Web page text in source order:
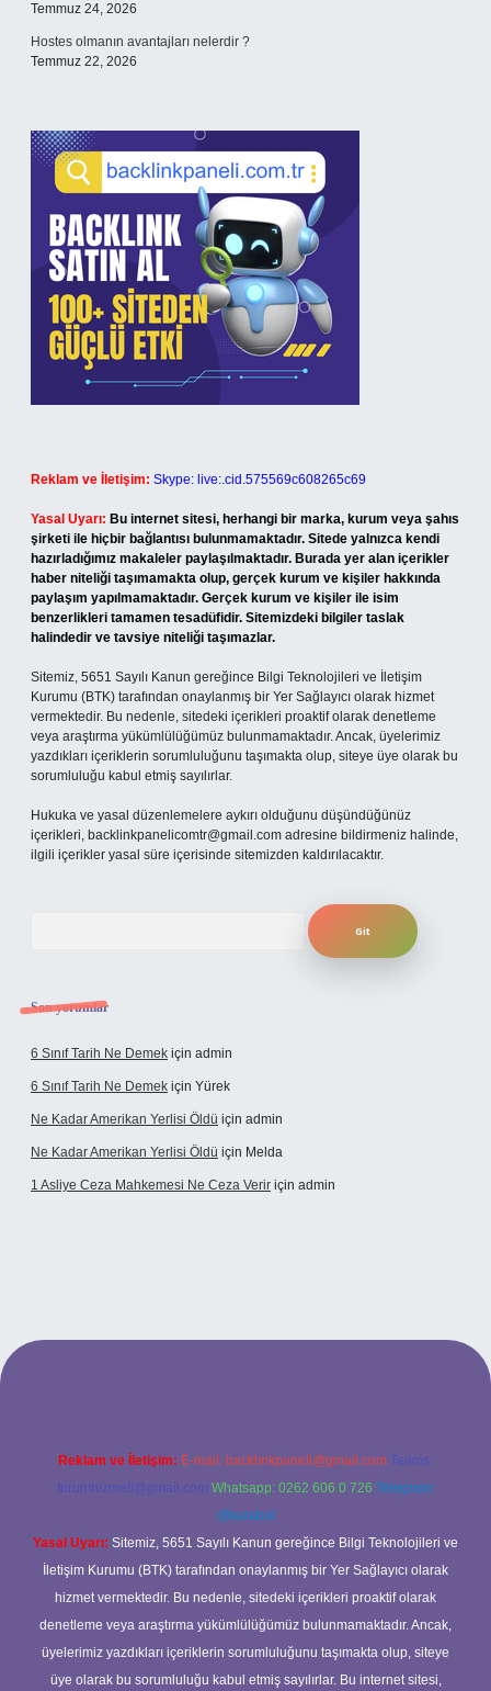
Temmuz 24, 2026
Hostes olmanın avantajları nelerdir ?
Temmuz 22, 2026
Reklam ve İletişim: Skype: live:.cid.575569c608265c69
Yasal Uyarı: Bu internet sitesi, herhangi bir marka, kurum veya şahıs
şirketi ile hiçbir bağlantısı bulunmamaktadır. Sitede yalnızca kendi
hazırladığımız makaleler paylaşılmaktadır. Burada yer alan içerikler
haber niteliği taşımamakta olup, gerçek kurum ve kişiler hakkında
paylaşım yapılmamaktadır. Gerçek kurum ve kişiler ile isim
benzerlikleri tamamen tesadüfidir. Sitemizdeki bilgiler taslak
halindedir ve tavsiye niteliği taşımazlar.
Sitemiz, 5651 Sayılı Kanun gereğince Bilgi Teknolojileri ve İletişim
Kurumu (BTK) tarafından onaylanmış bir Yer Sağlayıcı olarak hizmet
vermektedir. Bu nedenle, sitedeki içerikleri proaktif olarak denetleme
veya araştırma yükümlülüğümüz bulunmamaktadır. Ancak, üyelerimiz
yazdıkları içeriklerin sorumluluğunu taşımakta olup, siteye üye olarak bu
sorumluluğu kabul etmiş sayılırlar.
Hukuka ve yasal düzenlemelere aykırı olduğunu düşündüğünüz
içerikleri, backlinkpanelicomtr@gmail.com adresine bildirmeniz halinde,
ilgili içerikler yasal süre içerisinde sitemizden kaldırılacaktır.
Son yorumlar
6 Sınıf Tarih Ne Demek için admin
6 Sınıf Tarih Ne Demek için Yürek
Ne Kadar Amerikan Yerlisi Öldü için admin
Ne Kadar Amerikan Yerlisi Öldü için Melda
1 Asliye Ceza Mahkemesi Ne Ceza Verir için admin
Reklam ve İletişim: E-mail: backlinkpaneli@gmail.com Teams:
forumhizmeti@gmail.com Whatsapp: 0262 606 0 726 Telegram:
@karabul
Yasal Uyarı: Sitemiz, 5651 Sayılı Kanun gereğince Bilgi Teknolojileri ve
İletişim Kurumu (BTK) tarafından onaylanmış bir Yer Sağlayıcı olarak
hizmet vermektedir. Bu nedenle, sitedeki içerikleri proaktif olarak
denetleme veya araştırma yükümlülüğümüz bulunmamaktadır. Ancak,
üyelerimiz yazdıkları içeriklerin sorumluluğunu taşımakta olup, siteye
üye olarak bu sorumluluğu kabul etmiş sayılırlar. Bu internet sitesi,